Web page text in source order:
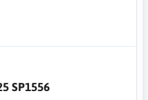
SP1556